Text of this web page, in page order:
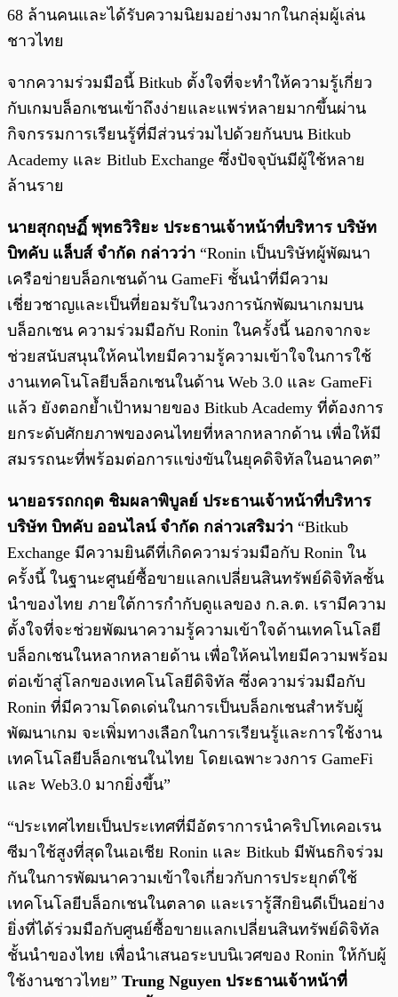
68 ล้านคนและได้รับความนิยมอย่างมากในกลุ่มผู้เล่น
ชาวไทย
จากความร่วมมือนี้ Bitkub ตั้งใจที่จะทำให้ความรู้เกี่ยว
กับเกมบล็อกเชนเข้าถึงง่ายและแพร่หลายมากขึ้นผ่าน
กิจกรรมการเรียนรู้ที่มีส่วนร่วมไปด้วยกันบน Bitkub
Academy และ Bitlub Exchange ซึ่งปัจจุบันมีผู้ใช้หลาย
ล้านราย
นายสุกฤษฏิ์ พุทธวิริยะ ประธานเจ้าหน้าที่บริหาร บริษัท
บิทคับ แล็บส์ จำกัด กล่าวว่า “Ronin เป็นบริษัทผู้พัฒนา
เครือข่ายบล็อกเชนด้าน GameFi ชั้นนำที่มีความ
เชี่ยวชาญและเป็นที่ยอมรับในวงการนักพัฒนาเกมบน
บล็อกเชน ความร่วมมือกับ Ronin ในครั้งนี้ นอกจากจะ
ช่วยสนับสนุนให้คนไทยมีความรู้ความเข้าใจในการใช้
งานเทคโนโลยีบล็อกเชนในด้าน Web 3.0 และ GameFi
แล้ว ยังตอกย้ำเป้าหมายของ Bitkub Academy ที่ต้องการ
ยกระดับศักยภาพของคนไทยที่หลากหลากด้าน เพื่อให้มี
สมรรถนะที่พร้อมต่อการแข่งขันในยุคดิจิทัลในอนาคต”
นายอรรถกฤต ชิมผลาพิบูลย์ ประธานเจ้าหน้าที่บริหาร
บริษัท บิทคับ ออนไลน์ จำกัด กล่าวเสริมว่า “Bitkub
Exchange มีความยินดีที่เกิดความร่วมมือกับ Ronin ใน
ครั้งนี้ ในฐานะศูนย์ซื้อขายแลกเปลี่ยนสินทรัพย์ดิจิทัลชั้น
นำของไทย ภายใต้การกำกับดูแลของ ก.ล.ต. เรามีความ
ตั้งใจที่จะช่วยพัฒนาความรู้ความเข้าใจด้านเทคโนโลยี
บล็อกเชนในหลากหลายด้าน เพื่อให้คนไทยมีความพร้อม
ต่อเข้าสู่โลกของเทคโนโลยีดิจิทัล ซึ่งความร่วมมือกับ
Ronin ที่มีความโดดเด่นในการเป็นบล็อกเชนสำหรับผู้
พัฒนาเกม จะเพิ่มทางเลือกในการเรียนรู้และการใช้งาน
เทคโนโลยีบล็อกเชนในไทย โดยเฉพาะวงการ GameFi
และ Web3.0 มากยิ่งขึ้น”
“ประเทศไทยเป็นประเทศที่มีอัตราการนำคริปโทเคอเรน
ซีมาใช้สูงที่สุดในเอเชีย Ronin และ Bitkub มีพันธกิจร่วม
กันในการพัฒนาความเข้าใจเกี่ยวกับการประยุกต์ใช้
เทคโนโลยีบล็อกเชนในตลาด และเรารู้สึกยินดีเป็นอย่าง
ยิ่งที่ได้ร่วมมือกับศูนย์ซื้อขายแลกเปลี่ยนสินทรัพย์ดิจิทัล
ชั้นนำของไทย เพื่อนำเสนอระบบนิเวศของ Ronin ให้กับผู้
ใช้งานชาวไทย” Trung Nguyen ประธานเจ้าหน้าที่